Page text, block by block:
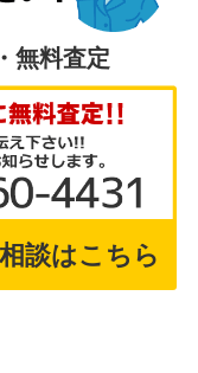
無料査定
談はこちら